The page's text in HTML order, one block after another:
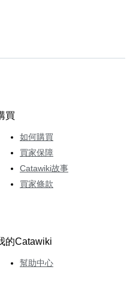
買
如何購買
買家保障
Catawiki故事
買家條款
的Catawiki
幫助中心